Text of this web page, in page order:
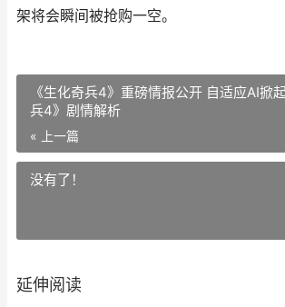
架将会瞬间被抢购一空。
《生化奇兵4》重磅情报公开 自适应AI掀
兵4》剧情解析
« 上一篇
没有了！
延伸阅读